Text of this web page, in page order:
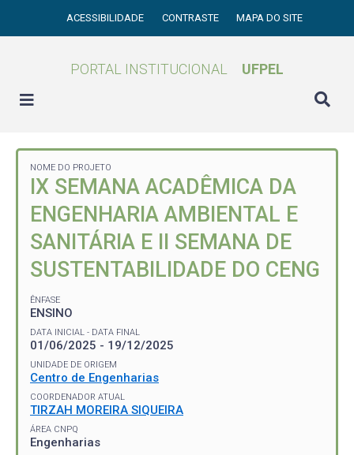
ACESSIBILIDADE CONTRASTE MAPA DO SITE
PORTAL INSTITUCIONAL UFPEL
NOME DO PROJETO
IX SEMANA ACADÊMICA DA
ENGENHARIA AMBIENTAL E
SANITÁRIA E II SEMANA DE
SUSTENTABILIDADE DO CENG
ÊNFASE
ENSINO
DATA INICIAL - DATA FINAL
01/06/2025 - 19/12/2025
UNIDADE DE ORIGEM
Centro de Engenharias
COORDENADOR ATUAL
TIRZAH MOREIRA SIQUEIRA
ÁREA CNPQ
Engenharias